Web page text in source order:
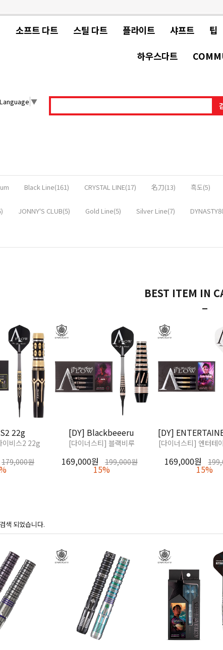
소프트 다트 스틸 다트 플라이트 샤프트 팁
하우스다트
▼
Black Line(161) CRYSTAL LINE(17) 名刀(13) 흑도(5)
JONNY'S CLUB(5) Gold Line(5) Silver Line(7)
BEST ITEM IN
22g
이비스2 22g
179,000원
[DY] Blackbeeeru
[다이너스티] 블랙비루
169,000원 199,000원
15%
[DY]
[다이너스티] 엔터테
169,000원
15%
색 되었습니다.